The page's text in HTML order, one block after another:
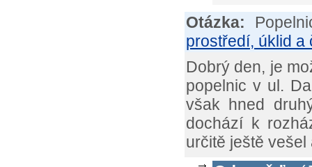
Otázka:
prostředí, úklid a
Dobrý den, je
popelnic v ul.
však hned
dochází k
určitě ještě